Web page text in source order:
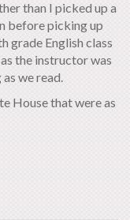
than I picked up a
before picking up
grade English class
the instructor was
we read.
House that were as